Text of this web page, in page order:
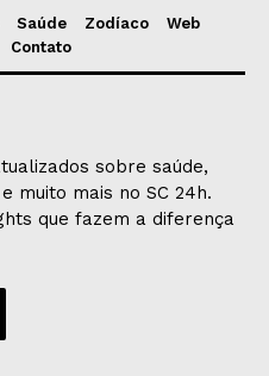
Saúde Zodíaco
Web
Contato
sobre saúde,
muito mais no SC 24h.
que fazem a diferença